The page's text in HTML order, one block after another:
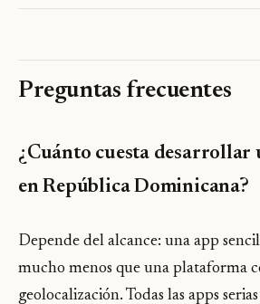
Preguntas frecuentes
¿Cuánto cuesta desarrollar
en República Dominicana?
Depende del alcance: una app
mucho menos que una plataforma
geolocalización. Todas las apps